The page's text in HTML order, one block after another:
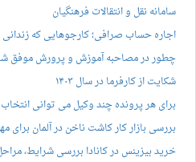
سامانه نقل و انتقالات فرهنگیان
اجاره حساب صرافی؛ کارجوهایی که
چطور در مصاحبه‌ آموزش و پرورش موفق
شکایت از کارفرما در سال ۱۴۰۳
برای هر پرونده چند وکیل می توانی
بررسی بازار کار کاشت ناخن در آلمان برای
خرید بیزینس در کانادا بررسی شرایط، مراحل و